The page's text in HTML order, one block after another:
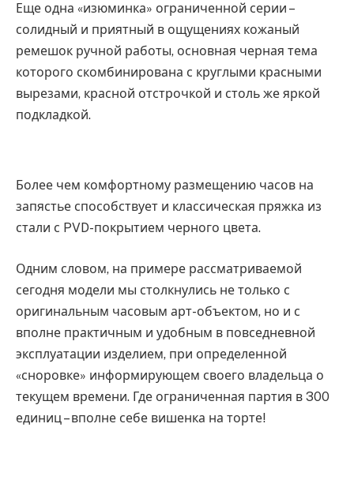
Еще одна «изюминка» ограниченной серии –
солидный и приятный в ощущениях кожаный
ремешок ручной работы, основная черная тема
которого скомбинирована с круглыми красными
вырезами, красной отстрочкой и столь же яркой
подкладкой.
Более чем комфортному размещению часов на
запястье способствует и классическая пряжка из
стали с PVD-покрытием черного цвета.
Одним словом, на примере рассматриваемой
сегодня модели мы столкнулись не только с
оригинальным часовым арт-объектом, но и с
вполне практичным и удобным в повседневной
эксплуатации изделием, при определенной
«сноровке» информирующем своего владельца о
текущем времени. Где ограниченная партия в 300
единиц – вполне себе вишенка на торте!